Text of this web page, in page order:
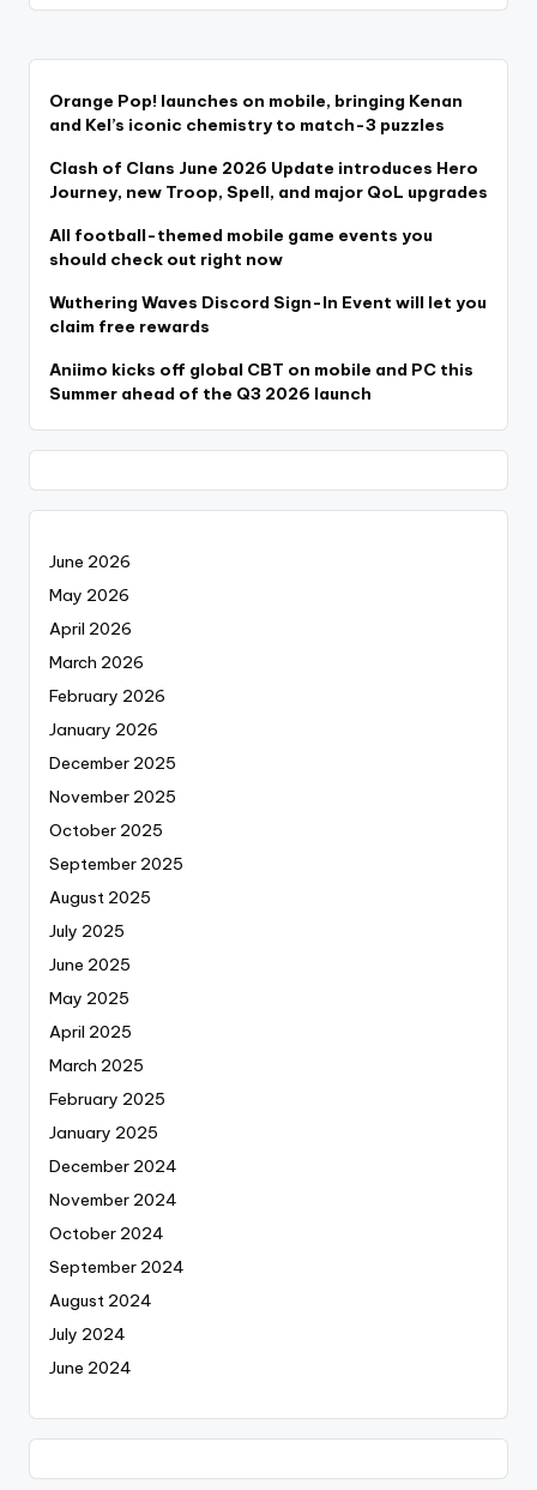
Orange Pop! launches on mobile, bringing Kenan
and Kel’s iconic chemistry to match-3 puzzles
Clash of Clans June 2026 Update introduces Hero
Journey, new Troop, Spell, and major QoL upgrades
All football-themed mobile game events you
should check out right now
Wuthering Waves Discord Sign-In Event will let you
claim free rewards
Aniimo kicks off global CBT on mobile and PC this
Summer ahead of the Q3 2026 launch
June 2026
May 2026
April 2026
March 2026
February 2026
January 2026
December 2025
November 2025
October 2025
September 2025
August 2025
July 2025
June 2025
May 2025
April 2025
March 2025
February 2025
January 2025
December 2024
November 2024
October 2024
September 2024
August 2024
July 2024
June 2024